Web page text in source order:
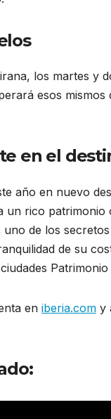
los martes y
esos mismos
en el
año en nuevo
un rico
de los
de su
en iberia.com y